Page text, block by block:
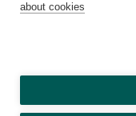
about cookies